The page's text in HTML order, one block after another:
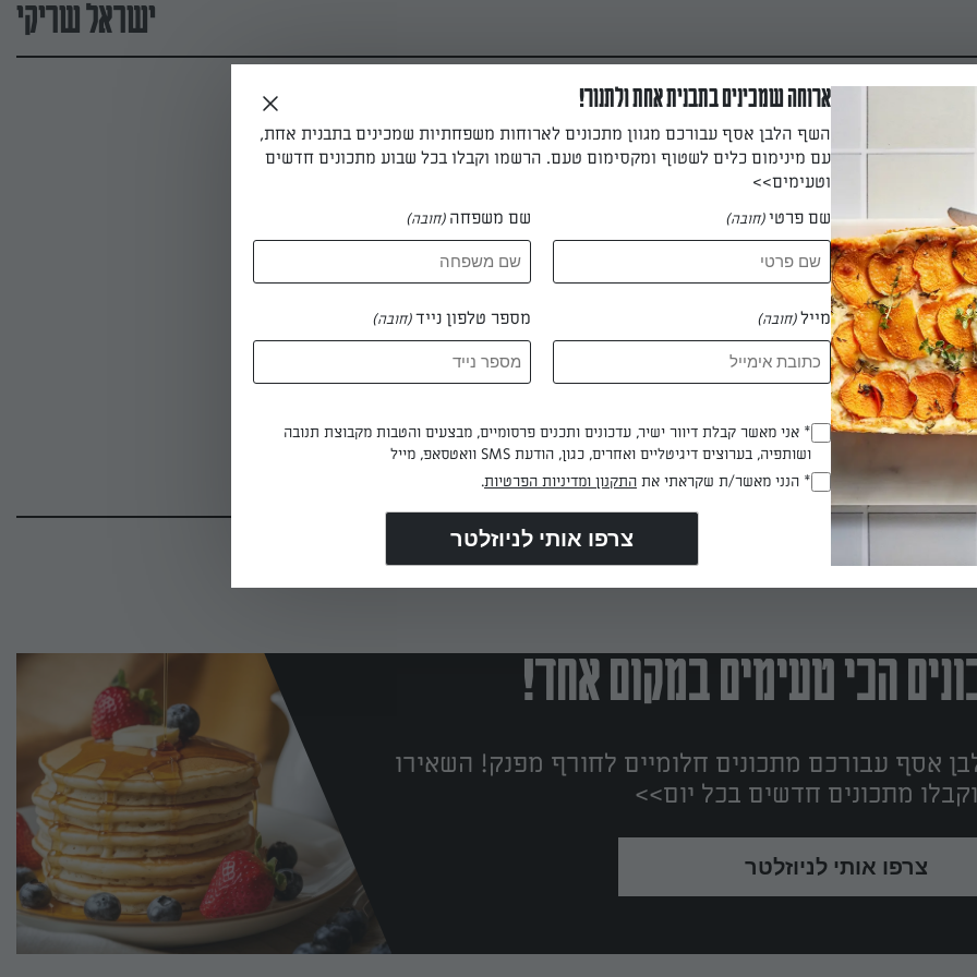
ישראל שריקי
אפויים בתנור עם ירקות
אפויים בתנור בתוספת ירקות
שבת
ישראל שריקי
הכי טעימים במקום אחד!
אסף עבורכם מתכונים חלומיים לחורף מפנק! השאירו
מתכונים חדשים בכל יום>>
צרפו אותי לניוזלטר
ארוחה שמכינים בתבנית אחת ולתנור!
השף הלבן אסף עבורכם מגוון מתכונים לארוחות משפחתיות שמכינים בתבנית אחת,
עם מינימום כלים לשטוף ומקסימום טעם. הרשמו וקבלו בכל שבוע מתכונים חדשים
וטעימים>>
שם פרטי(חובה) שם משפחה (חובה)
מייל(חובה) מספר טלפון נייד(חובה)
(חובה)
* אני מאשר קבלת דיוור ישיר, עדכונים ותכנים פרסומיים, מבצעים והטבות מקבוצת תנובה
ושותפיה, בערוצים דיגיטליים ואחרים, כגון, הודעת SMS וואטסאפ, מייל
(חובה)
* הנני מאשר/ת שקראתי את התקנון ומדיניות הפרטיות.